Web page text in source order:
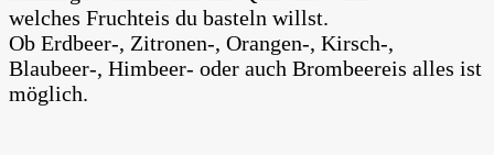
welches Fruchteis du basteln willst.
Ob Erdbeer-, Zitronen-, Orangen-, Kirsch-,
Blaubeer-, Himbeer- oder auch Brombeereis alles ist
möglich.